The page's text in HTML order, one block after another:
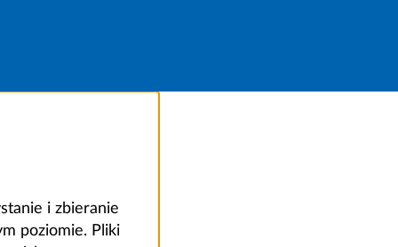
i zbieranie
poziomie. Pliki